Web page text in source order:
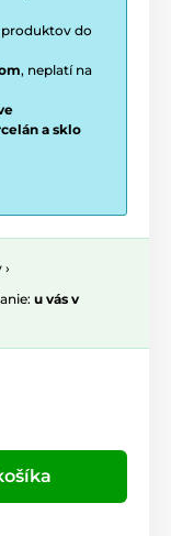
produktov do
, neplatí na
a sklo
u vás v